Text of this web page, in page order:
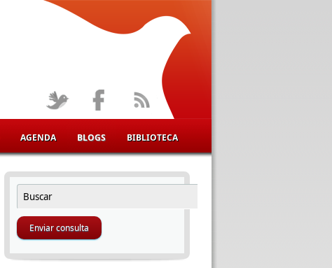
AGENDA BLOGS BIBLIOTECA
FORMULARIO DE BÚSQUEDA
Buscar